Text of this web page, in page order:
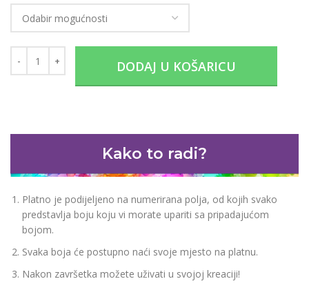
DODAJ U KOŠARICU
Kako to radi?
Platno je podijeljeno na numerirana polja, od kojih svako
predstavlja boju koju vi morate upariti sa pripadajućom
bojom.
Svaka boja će postupno naći svoje mjesto na platnu.
Nakon završetka možete uživati u svojoj kreaciji!